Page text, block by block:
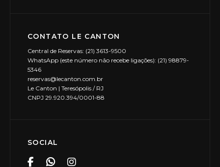
CONTATO LE CANTON
Central de Reservas: (21) 3613-9500
WhatsApp (este número não recebe ligações): (21) 98879-
5346
reservas@lecanton.com.br
Le Canton | Teresópolis / RJ
CNPJ 29.920.394/0001-88
SOCIAL